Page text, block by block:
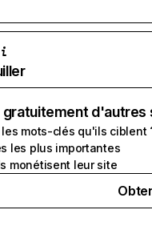
gratuitement
mots-clés qu'ils ciblent
les plus importantes
monétisent leur site